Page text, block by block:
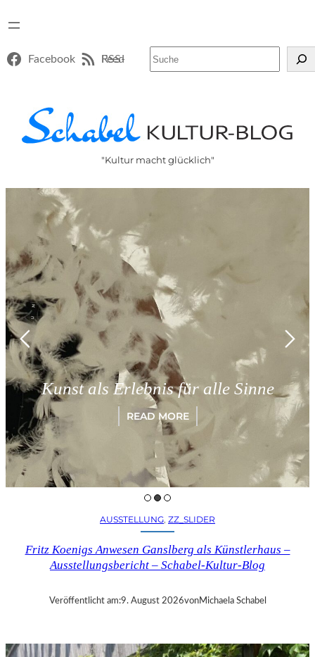
Facebook RSS-Feed
"Kultur macht glücklich"
Kunst als Erlebnis für alle Sinne
READ MORE
AUSSTELLUNG, ZZ_SLIDER
Fritz Koenigs Anwesen Ganslberg als Künstlerhaus –
Ausstellungsbericht – Schabel-Kultur-Blog
Veröffentlicht am:9. August 2026vonMichaela Schabel